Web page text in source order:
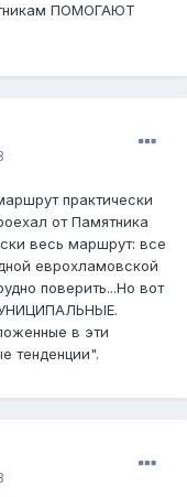
ПОМОГАЮТ
практически
от Памятника
весь маршрут: все
еврохламовской
поверить...Но вот
в эти
тенденции".